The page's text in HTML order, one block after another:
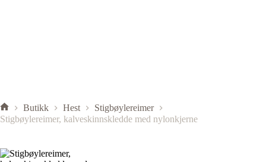
Butikk Hest
Stigbøylereimer
Stigbøylereimer, kalveskinnskledde med nylonkjerne